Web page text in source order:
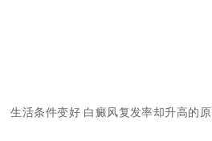
生活条件变好 白癜风复发率却升高的原